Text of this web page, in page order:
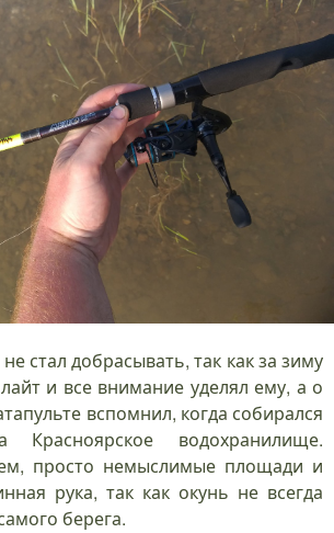
стал добрасывать, так как за зиму
и все внимание уделял ему, а о
вспомнил, когда собирался
водохранилище.
просто немыслимые площади и
рука, так как окунь не всегда
берега.